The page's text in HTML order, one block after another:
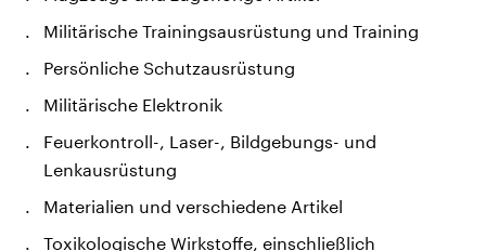
Militärische Trainingsausrüstung und Training
Persönliche Schutzausrüstung
Militärische Elektronik
Feuerkontroll-, Laser-, Bildgebungs- und
Lenkausrüstung
Materialien und verschiedene Artikel
Toxikologische Wirkstoffe, einschließlich